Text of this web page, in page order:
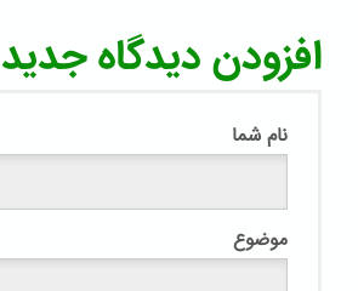
افزودن دیدگاه جدید
نام شما
موضوع